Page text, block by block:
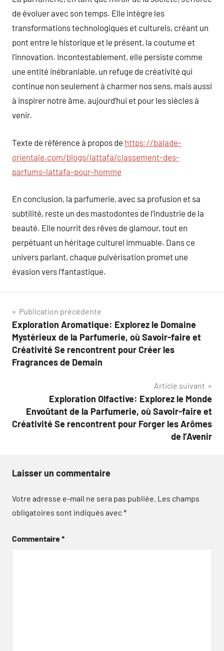
de évoluer avec son temps. Elle intègre les
transformations technologiques et culturels, créant un
pont entre le historique et le présent, la coutume et
l’innovation. Incontestablement, elle persiste comme
une entité inébranlable, un refuge de créativité qui
continue non seulement à charmer nos sens, mais aussi
à inspirer notre âme, aujourd’hui et pour les siècles à
venir.
Texte de référence à propos de https://balade-
orientale.com/blogs/lattafa/classement-des-
parfums-lattafa-pour-homme
En conclusion, la parfumerie, avec sa profusion et sa
subtilité, reste un des mastodontes de l’industrie de la
beauté. Elle nourrit des rêves de glamour, tout en
perpétuant un héritage culturel immuable. Dans ce
univers parlant, chaque pulvérisation promet une
évasion vers l’fantastique.
Navigation
de
l’article
Publication précédente
Exploration Aromatique: Explorez le Domaine
Mystérieux de la Parfumerie, où Savoir-faire et
Créativité Se rencontrent pour Créer les
Fragrances de Demain
Article suivant
Exploration Olfactive: Explorez le Monde
Envoûtant de la Parfumerie, où Savoir-faire et
Créativité Se rencontrent pour Forger les Arômes
de l’Avenir
Laisser un commentaire
Votre adresse e-mail ne sera pas publiée. Les champs
obligatoires sont indiqués avec*
Commentaire*